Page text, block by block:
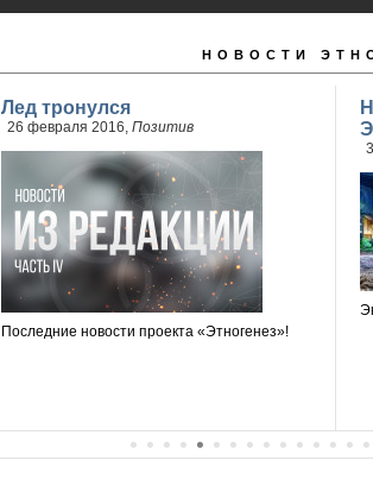
НОВОСТИ
Лед тронулся
26 февраля 2016, Позитив
Последние новости проекта «Этногенез»!